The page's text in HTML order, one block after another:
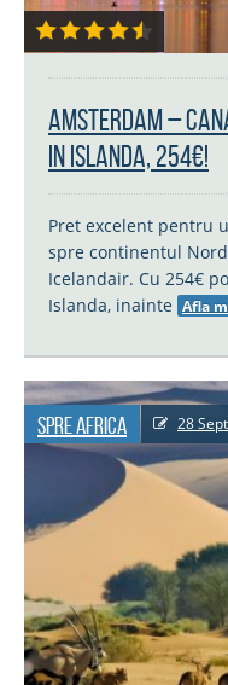
Amsterdam –
in Islanda, 254€!
Pret excelent pentru
spre continentul
Icelandair. Cu 254€
Islanda, inainte Afla
Spre Africa 28